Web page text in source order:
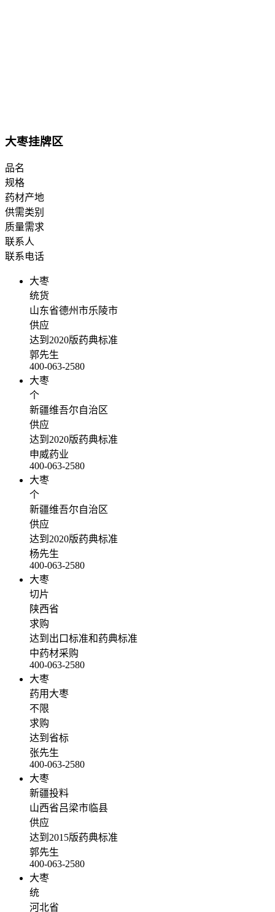
大枣挂牌区
品名
规格
药材产地
供需类别
质量需求
联系人
联系电话
大枣
统货
山东省德州市乐陵市
供应
达到2020版药典标准
郭先生
400-063-2580
大枣
个
新疆维吾尔自治区
供应
达到2020版药典标准
申威药业
400-063-2580
大枣
个
新疆维吾尔自治区
供应
达到2020版药典标准
杨先生
400-063-2580
大枣
切片
陕西省
求购
达到出口标准和药典标准
中药材采购
400-063-2580
大枣
药用大枣
不限
求购
达到省标
张先生
400-063-2580
大枣
新疆投料
山西省吕梁市临县
供应
达到2015版药典标准
郭先生
400-063-2580
大枣
统
河北省